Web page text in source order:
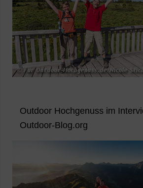
Outdoor Hochgenuss im
Outdoor-Blog.org